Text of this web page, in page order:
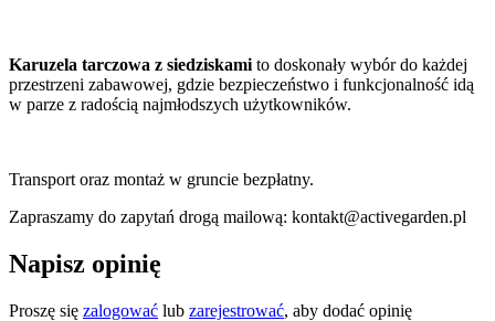
Karuzela tarczowa z siedziskami to doskonały wybór do każdej
przestrzeni zabawowej, gdzie bezpieczeństwo i funkcjonalność idą
w parze z radością najmłodszych użytkowników.
Transport oraz montaż w gruncie bezpłatny.
Zapraszamy do zapytań drogą mailową: kontakt@activegarden.pl
Napisz opinię
Proszę się zalogować lub zarejestrować, aby dodać opinię